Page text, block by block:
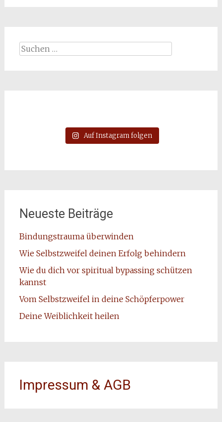
Suchen
Auf Instagram folgen
Neueste Beiträge
Bindungstrauma überwinden
Wie Selbstzweifel deinen Erfolg behindern
Wie du dich vor spiritual bypassing schützen
kannst
Vom Selbstzweifel in deine Schöpferpower
Deine Weiblichkeit heilen
Impressum & AGB